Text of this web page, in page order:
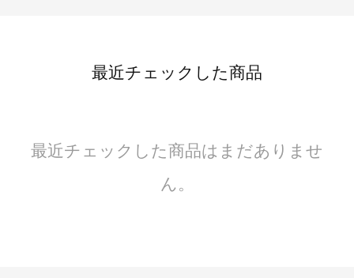
最近チェックした商品
最近チェックした商品はまだありませ
ん。